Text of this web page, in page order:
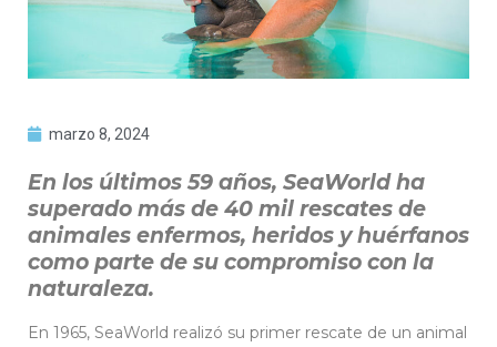
marzo 8, 2024
En los últimos 59 años, SeaWorld ha
superado más de 40 mil rescates de
animales enfermos, heridos y huérfanos
como parte de su compromiso con la
naturaleza.
En 1965, SeaWorld realizó su primer rescate de un animal